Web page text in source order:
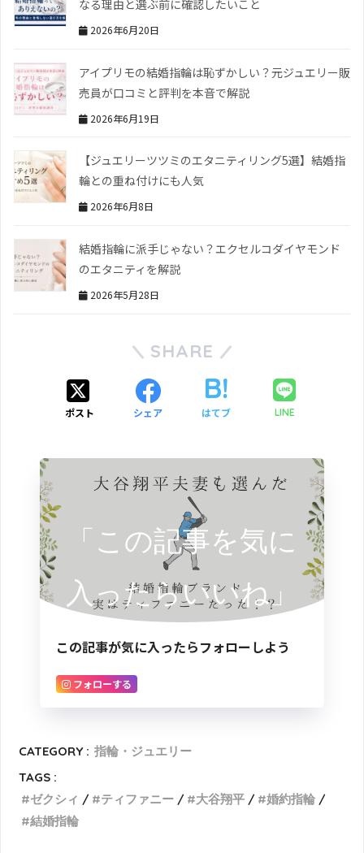
なる理由と選ぶ前に確認したいこと
2026年6月20日
アイプリモの結婚指輪は恥ずかしい？元ジュエリー販
売員が口コミと評判を本音で解説
2026年6月19日
【ジュエリーツツミのエタニティリング5選】結婚指
輪との重ね付けにも人気
2026年6月8日
結婚指輪に派手じゃない？エクセルコダイヤモンド
のエタニティを解説
2026年5月28日
SHARE
ポスト シェア はてブ LINE
「この記事を気に
入ったらいいね」
この記事が気に入ったらフォローしよう
フォローする
CATEGORY : 指輪・ジュエリー
TAGS :
ゼクシィ
ティファニー 大谷翔平
婚約指輪
結婚指輪